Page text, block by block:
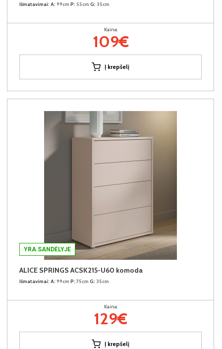
Išmatavimai: A: 99cm P: 55cm G: 35cm
Kaina:
109€
Į krepšelį
YRA SANDĖLYJE
ALICE SPRINGS ACSK215-U60 komoda
Išmatavimai: A: 99cm P: 75cm G: 35cm
Kaina:
129€
Į krepšelį